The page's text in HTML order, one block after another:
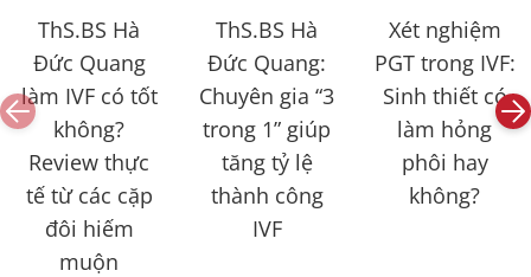
ThS.BS Hà
Đức Quang
làm IVF có tốt
không?
Review thực
tế từ các cặp
đôi hiếm
muộn
ThS.BS Hà
Đức Quang:
Chuyên gia “3
trong 1” giúp
tăng tỷ lệ
thành công
IVF
Xét nghiệm
PGT trong IVF:
Sinh thiết có
làm hỏng
phôi hay
không?